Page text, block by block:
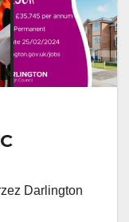
Darlington